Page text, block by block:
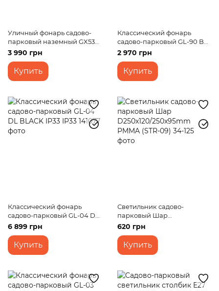
Уличный фонарь садово-
парковый наземный GX53
IP44 (PL-17/80)
3 990 грн
Купить
Классический фонарь
садово-парковый GL-90 BH
IP44
2 970 грн
Купить
Классический фонарь
садово-парковый GL-04 DL
BLACK ІР33 IP33
6 899 грн
Купить
Светильник садово-
парковый Шар
D250x120/250x95mm PMMA
(STR-09)
620 грн
Купить